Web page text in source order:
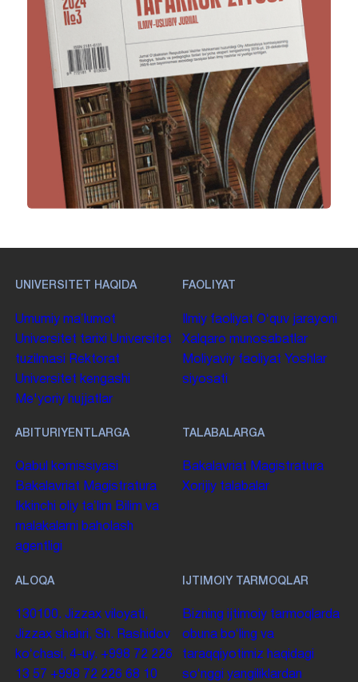
UNIVERSITET HAQIDA
Umumiy maʼlumot
Universitet tarixi Universitet
tuzilmasi Rektorat
Universitet kengashi
Me'yoriy hujjatlar
FAOLIYAT
Ilmiy faoliyat Oʻquv jarayoni
Xalqaro munosabatlar
Moliyaviy faoliyat Yoshlar
siyosati
ABITURIYENTLARGA
Qabul komissiyasi
Bakalavriat Magistratura
Ikkinchi oliy taʼlim Bilim va
malakalarni baholash
agentligi
TALABALARGA
Bakalavriat Magistratura
Xorijiy talabalar
ALOQA
130100. Jizzax viloyati,
Jizzax shahri, Sh. Rashidov
koʻchasi, 4-uy. +998 72 226
13 57 +998 72 226 68 10
IJTIMOIY TARMOQLAR
Bizning ijtimoiy tarmoqlarda
obuna boʻling va
taraqqiyotimiz haqidagi
soʻnggi yangiliklardan